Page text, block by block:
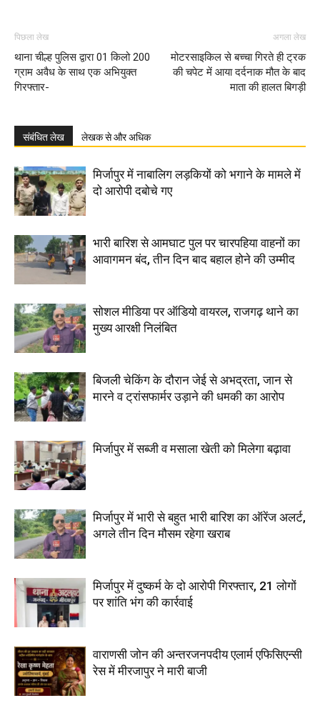
पिछला लेख
थाना चील्ह पुलिस द्वारा 01 किलो 200
ग्राम अवैध के साथ एक अभियुक्त
गिरफ्तार-
अगला लेख
मोटरसाइकिल से बच्चा गिरते ही ट्रक
की चपेट में आया दर्दनाक मौत के बाद
माता की हालत बिगड़ी
संबंधित लेख लेखक से और अधिक
मिर्जापुर में नाबालिग लड़कियों को भगाने के मामले में
दो आरोपी दबोचे गए
भारी बारिश से आमघाट पुल पर चारपहिया वाहनों का
आवागमन बंद, तीन दिन बाद बहाल होने की उम्मीद
सोशल मीडिया पर ऑडियो वायरल, राजगढ़ थाने का
मुख्य आरक्षी निलंबित
बिजली चेकिंग के दौरान जेई से अभद्रता, जान से
मारने व ट्रांसफार्मर उड़ाने की धमकी का आरोप
मिर्जापुर में सब्जी व मसाला खेती को मिलेगा बढ़ावा
मिर्जापुर में भारी से बहुत भारी बारिश का ऑरेंज अलर्ट,
अगले तीन दिन मौसम रहेगा खराब
मिर्जापुर में दुष्कर्म के दो आरोपी गिरफ्तार, 21 लोगों
पर शांति भंग की कार्रवाई
वाराणसी जोन की अन्तरजनपदीय एलार्म एफिसिएन्सी
रेस में मीरजापुर ने मारी बाजी